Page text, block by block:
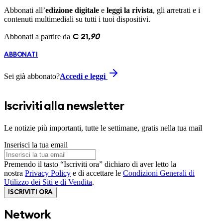
Abbonati all’edizione digitale e leggi la rivista, gli arretrati e i
contenuti multimediali su tutti i tuoi dispositivi.
Abbonati a partire da € 21 ,90
ABBONATI
Sei già abbonato?Accedi e leggi
Iscriviti alla newsletter
Le notizie più importanti, tutte le settimane, gratis nella tua mail
Inserisci la tua email
Premendo il tasto “Iscriviti ora” dichiaro di aver letto la
nostra Privacy Policy e di accettare le Condizioni Generali di
Utilizzo dei Siti e di Vendita.
ISCRIVITI ORA
Network